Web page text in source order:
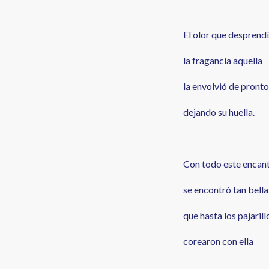
El olor que
la fragancia aquella
la envolvió de pronto
dejando su huella.
Con todo este
se encontró tan bella
que hasta los
corearon con ella